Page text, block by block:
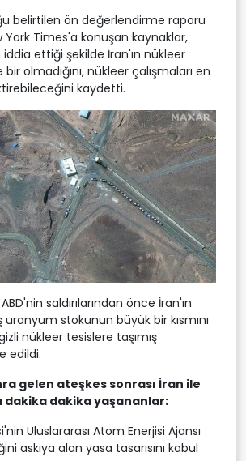
belirtilen ön değerlendirme raporu
York Times'a konuşan kaynaklar,
iddia ettiği şekilde İran'ın nükleer
olmadığını, nükleer çalışmaları en
kaydetti.
saldırılarından önce İran'ın
stokunun büyük bir kısmını
nükleer tesislere taşımış
edildi.
gelen ateşkes sonrası İran ile
dakika dakika yaşananlar:
Uluslararası Atom Enerjisi Ajansı
askıya alan yasa tasarısını kabul